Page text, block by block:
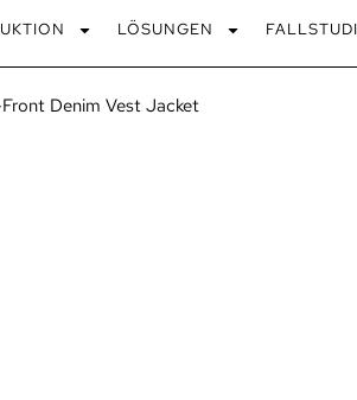
LÖSUNGEN
Denim Vest Jacket